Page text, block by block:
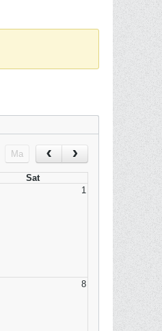
Ma
Sat
1
8